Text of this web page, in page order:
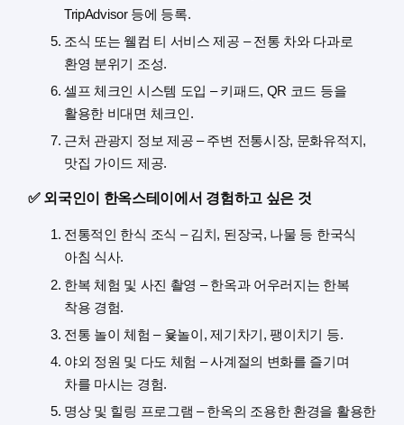
TripAdvisor 등에 등록.
조식 또는 웰컴 티 서비스 제공 – 전통 차와 다과로
환영 분위기 조성.
셀프 체크인 시스템 도입 – 키패드, QR 코드 등을
활용한 비대면 체크인.
근처 관광지 정보 제공 – 주변 전통시장, 문화유적지,
맛집 가이드 제공.
✅ 외국인이 한옥스테이에서 경험하고 싶은 것
전통적인 한식 조식 – 김치, 된장국, 나물 등 한국식
아침 식사.
한복 체험 및 사진 촬영 – 한옥과 어우러지는 한복
착용 경험.
전통 놀이 체험 – 윷놀이, 제기차기, 팽이치기 등.
야외 정원 및 다도 체험 – 사계절의 변화를 즐기며
차를 마시는 경험.
명상 및 힐링 프로그램 – 한옥의 조용한 환경을 활용한